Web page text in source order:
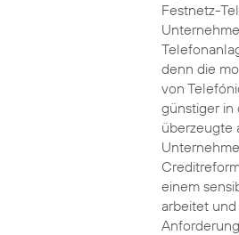
Festnetz-
denn die
von
günstiger in
überzeugte
einem
arbeitet